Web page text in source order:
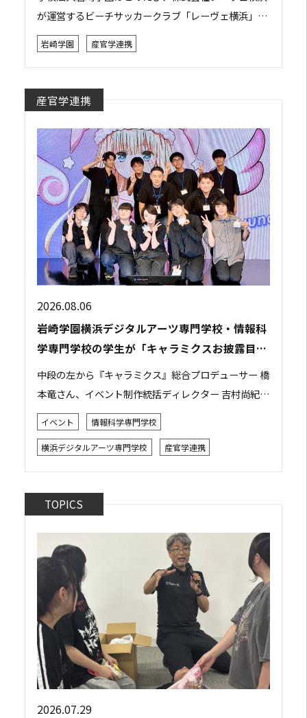
が運営するビーチサッカークラブ「レーヴェ横浜」と
包括連携協定を締結しました。 本協定は、双方がそれ
ぞれの強みや資源を活かしながら相互に連携・協力...
岩崎学園 産官学連携
産官学連携
2026.08.06
岩崎学園横浜デジタルアーツ専門学校・情報科
学専門学校の学生が「キャラミクスお披露目イ
ベント」の運営スタッフとして参加しました
中段の左から『キャラミクス』総合プロデューサー 橋
本竜さん、イベント制作統括ディレクター 吉村尚紀さ
ん 2026年8月2日、都内で開催された株式会社リモア
主催の「キャラミクスお披露目イベント」...
イベント 情報科学専門学校
横浜デジタルアーツ専門学校 産官学連携
TOPICS
2026.07.29